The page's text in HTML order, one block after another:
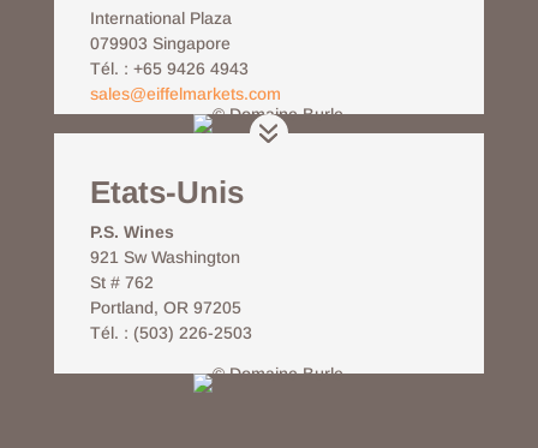
International Plaza
079903 Singapore
Tél. : +65 9426 4943
sales@eiffelmarkets.com
Etats-Unis
P.S. Wines
921 Sw Washington
St # 762
Portland, OR 97205
Tél. : (503) 226-2503